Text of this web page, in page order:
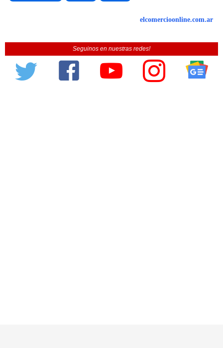
elcomercioonline.com.ar
Seguinos en nuestras redes!